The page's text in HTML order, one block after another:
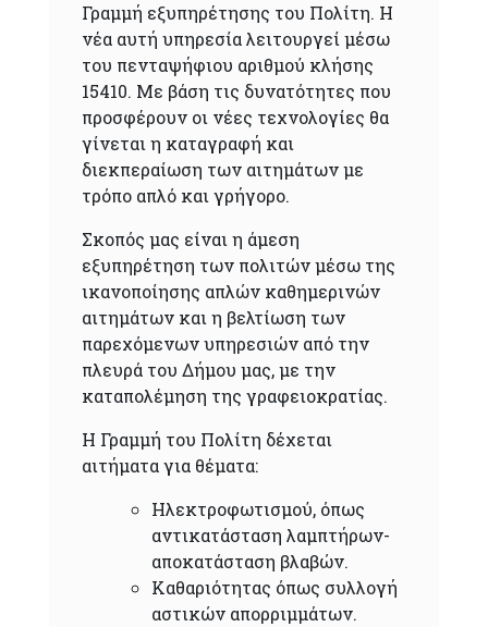
Γραμμή εξυπηρέτησης του Πολίτη. Η
νέα αυτή υπηρεσία λειτουργεί μέσω
του πενταψήφιου αριθμού κλήσης
15410. Με βάση τις δυνατότητες που
προσφέρουν οι νέες τεχνολογίες θα
γίνεται η καταγραφή και
διεκπεραίωση των αιτημάτων με
τρόπο απλό και γρήγορο.
Σκοπός μας είναι η άμεση
εξυπηρέτηση των πολιτών μέσω της
ικανοποίησης απλών καθημερινών
αιτημάτων και η βελτίωση των
παρεχόμενων υπηρεσιών από την
πλευρά του Δήμου μας, με την
καταπολέμηση της γραφειοκρατίας.
Η Γραμμή του Πολίτη δέχεται
αιτήματα για θέματα:
Ηλεκτροφωτισμού, όπως
αντικατάσταση λαμπτήρων-
αποκατάσταση βλαβών.
Καθαριότητας όπως συλλογή
αστικών απορριμμάτων.